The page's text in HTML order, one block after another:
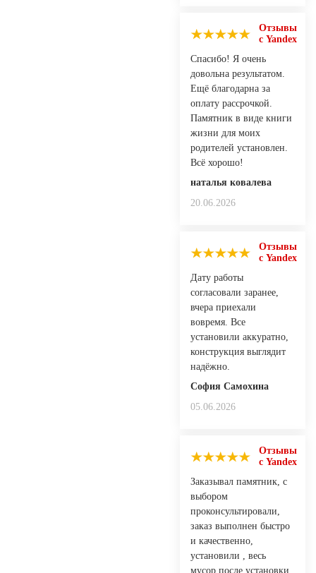
Отзывы
с Yandex
Спасибо! Я очень
довольна результатом.
Ещё благодарна за
оплату рассрочкой.
Памятник в виде книги
жизни для моих
родителей установлен.
Всё хорошо!
наталья ковалева
20.06.2026
Отзывы
с Yandex
Дату работы
согласовали заранее,
вчера приехали
вовремя. Все
установили аккуратно,
конструкция выглядит
надёжно.
София Самохина
05.06.2026
Отзывы
с Yandex
Заказывал памятник, с
выбором
проконсультировали,
заказ выполнен быстро
и качественно,
установили , весь
мусор после установки